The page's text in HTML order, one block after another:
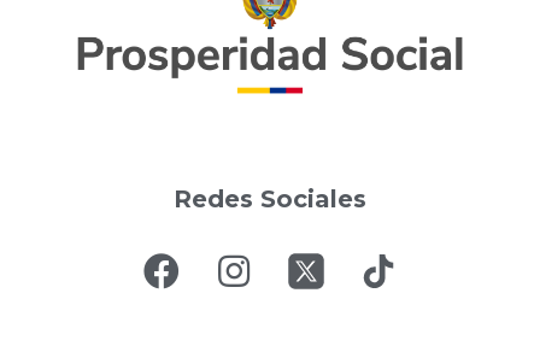
Redes Sociales